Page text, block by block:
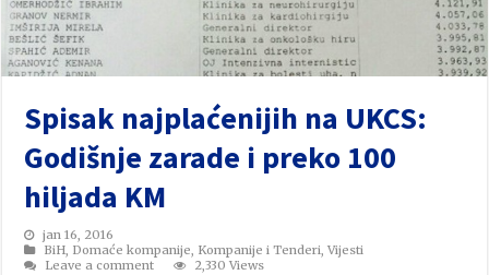
Spisak najplaćenijih na UKCS:
Godišnje zarade i preko 100
hiljada KM
jan 16, 2016
BiH, Domaće kompanije, Kompanije i Tenderi,Vijesti
Leave a comment
2,330 Views